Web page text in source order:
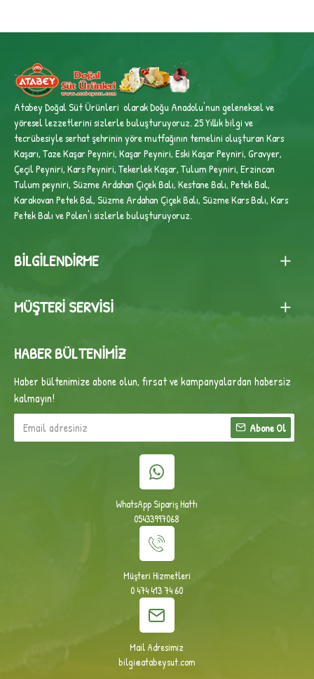
Atabey Doğal Süt Ürünleri olarak Doğu Anadolu'nun geleneksel ve
yöresel lezzetlerini sizlerle buluşturuyoruz. 25 Yıllık bilgi ve
tecrübesiyleserhat şehrinin yöre mutfağının temelini oluşturan Kars
Kaşarı, Taze Kaşar Peyniri, Kaşar Peyniri, Eski Kaşar Peyniri, Gravyer,
Çeçil Peyniri, Kars Peyniri, Tekerlek Kaşar, Tulum Peyniri, Erzincan
Tulum peyniri,Süzme Ardahan Çiçek Balı, Kestane Balı, Petek Bal,
Karakovan Petek Bal, Süzme Ardahan Çiçek Balı, Süzme Kars Balı, Kars
Petek Balı ve Polen'i sizlerle buluşturuyoruz.
BILGILENDIRME
MÜŞTERI SERVISI
HABER BÜLTENIMIZ
Haber bültenimize abone olun, fırsat ve kampanyalardan habersiz
kalmayın!
Abone Ol
WhatsApp Sipariş Hattı
05433997068
Müşteri Hizmetleri
0 474 413 74 60
Mail Adresimiz
bilgi@atabeysut.com